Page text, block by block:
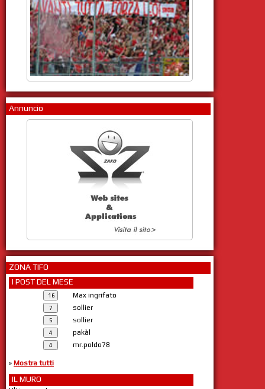
Annuncio
ZONA TIFO
I POST DEL MESE
Max ingrifato
sollier
sollier
pakàl
mr.poldo78
» Mostra tutti
IL MURO